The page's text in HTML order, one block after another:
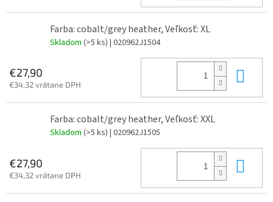
Farba: cobalt/grey heather, Veľkosť: XL
Skladom (>5 ks) | 020962J1504
€27,90
€34,32 vrátane DPH
Farba: cobalt/grey heather, Veľkosť: XXL
Skladom (>5 ks) | 020962J1505
€27,90
€34,32 vrátane DPH